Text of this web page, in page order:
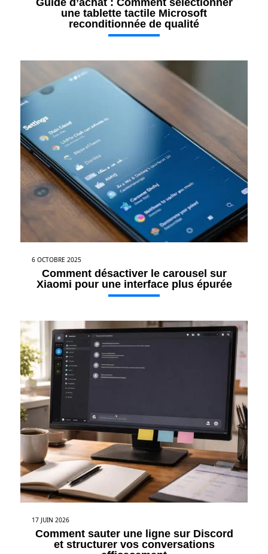
une tablette tactile Microsoft
reconditionnée de qualité
6 OCTOBRE 2025
Comment désactiver le carousel sur
Xiaomi pour une interface plus épurée
17 JUIN 2026
Comment sauter une ligne sur Discord
et structurer vos conversations